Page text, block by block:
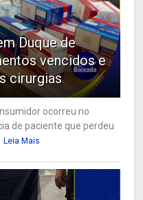
Duque de
vencidos e
cirurgias
ocorreu no
de paciente que perdeu
Leia Mais